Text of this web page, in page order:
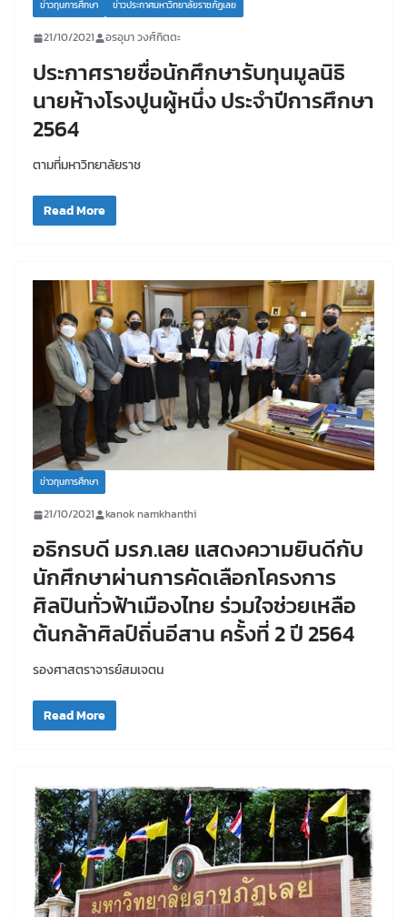
ข่าวทุนการศึกษา ข่าวประกาศมหาวิทยาลัยราชภัฏเลย
21/10/2021 อรอุมา วงศ์กิตตะ
ประกาศรายชื่อนักศึกษารับทุนมูลนิธิ
นายห้างโรงปูนผู้หนึ่ง ประจำปีการศึกษา
2564
ตามที่มหาวิทยาลัยราช
Read More
ข่าวทุนการศึกษา
21/10/2021 kanok namkhanthi
อธิกรบดี มรภ.เลย แสดงความยินดีกับ
นักศึกษาผ่านการคัดเลือกโครงการ
ศิลปินทั่วฟ้าเมืองไทย ร่วมใจช่วยเหลือ
ต้นกล้าศิลป์ถิ่นอีสาน ครั้งที่ 2 ปี 2564
รองศาสตราจารย์สมเจตน
Read More